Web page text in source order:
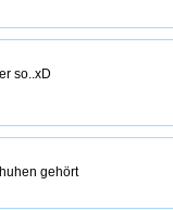
so..xD
gehört